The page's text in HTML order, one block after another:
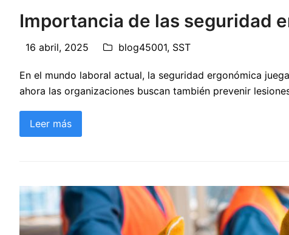
Importancia de las seguridad
16 abril, 2025 blog45001, SST
En el mundo laboral actual, la seguridad ergonómica
ahora las organizaciones buscan también prevenir
Leer más